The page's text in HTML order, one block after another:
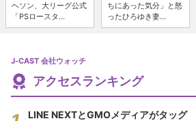
ヘソン、大リーグ公式
「PSロースタ...
ちにあった気分」と怒
ったひろゆき妻...
J-CAST 会社ウォッチ
アクセスランキング
LINE NEXTとGMOメディアがタッグ